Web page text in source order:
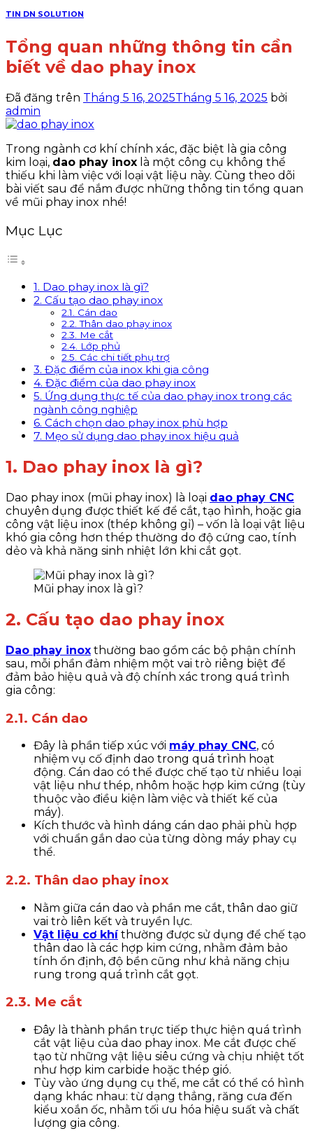
TIN DN SOLUTION
Tổng quan những thông tin cần
biết về dao phay inox
Đã đăng trên Tháng 5 16, 2025Tháng 5 16, 2025 bởi
admin
Trong ngành cơ khí chính xác, đặc biệt là gia công
kim loại, dao phay inox là một công cụ không thể
thiếu khi làm việc với loại vật liệu này. Cùng theo dõi
bài viết sau để nắm được những thông tin tổng quan
về mũi phay inox nhé!
Mục Lục
1. Dao phay inox là gì?
2. Cấu tạo dao phay inox
2.1. Cán dao
2.2. Thân dao phay inox
2.3. Me cắt
2.4. Lớp phủ
2.5. Các chi tiết phụ trợ
3. Đặc điểm của inox khi gia công
4. Đặc điểm của dao phay inox
5. Ứng dụng thực tế của dao phay inox trong các
ngành công nghiệp
6. Cách chọn dao phay inox phù hợp
7. Mẹo sử dụng dao phay inox hiệu quả
1. Dao phay inox là gì?
Dao phay inox (mũi phay inox) là loại dao phay CNC
chuyên dụng được thiết kế để cắt, tạo hình, hoặc gia
công vật liệu inox (thép không gỉ) – vốn là loại vật liệu
khó gia công hơn thép thường do độ cứng cao, tính
dẻo và khả năng sinh nhiệt lớn khi cắt gọt.
Mũi phay inox là gì?
2. Cấu tạo dao phay inox
Dao phay inox thường bao gồm các bộ phận chính
sau, mỗi phần đảm nhiệm một vai trò riêng biệt để
đảm bảo hiệu quả và độ chính xác trong quá trình
gia công:
2.1. Cán dao
Đây là phần tiếp xúc với máy phay CNC, có
nhiệm vụ cố định dao trong quá trình hoạt
động. Cán dao có thể được chế tạo từ nhiều loại
vật liệu như thép, nhôm hoặc hợp kim cứng (tùy
thuộc vào điều kiện làm việc và thiết kế của
máy).
Kích thước và hình dáng cán dao phải phù hợp
với chuẩn gắn dao của từng dòng máy phay cụ
thể.
2.2. Thân dao phay inox
Nằm giữa cán dao và phần me cắt, thân dao giữ
vai trò liên kết và truyền lực.
Vật liệu cơ khíthường được sử dụng để chế tạo
thân dao là các hợp kim cứng, nhằm đảm bảo
tính ổn định, độ bền cũng như khả năng chịu
rung trong quá trình cắt gọt.
2.3. Me cắt
Đây là thành phần trực tiếp thực hiện quá trình
cắt vật liệu của dao phay inox. Me cắt được chế
tạo từ những vật liệu siêu cứng và chịu nhiệt tốt
như hợp kim carbide hoặc thép gió.
Tùy vào ứng dụng cụ thể, me cắt có thể có hình
dạng khác nhau: từ dạng thẳng, răng cưa đến
kiểu xoắn ốc, nhằm tối ưu hóa hiệu suất và chất
lượng gia công.